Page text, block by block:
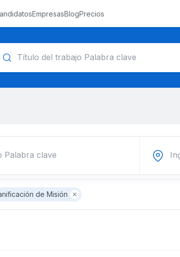
EmpresasBlogPrecios
de Misión